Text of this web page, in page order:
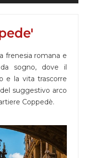
frenesia romana e
sogno, dove il
e la vita trascorre
suggestivo arco
Coppedè.